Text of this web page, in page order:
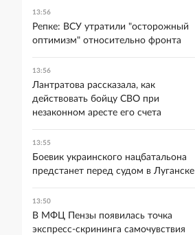
13:56
Репке: ВСУ утратили "осторожный
оптимизм" относительно фронта
13:56
Лантратова рассказала, как
действовать бойцу СВО при
незаконном аресте его счета
13:55
Боевик украинского нацбатальона
предстанет перед судом в Луганске
13:50
В МФЦ Пензы появилась точка
экспресс-скрининга самочувствия